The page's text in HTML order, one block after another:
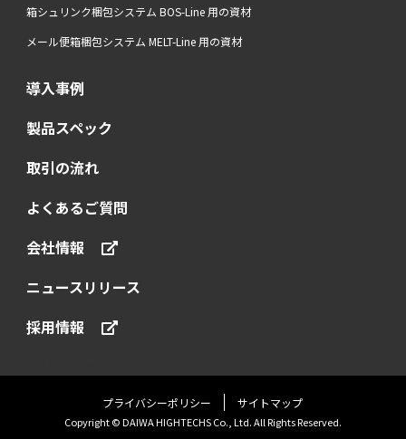
箱シュリンク梱包システム BOS-Line 用の資材
メール便箱梱包システム MELT-Line 用の資材
導入事例
製品スペック
取引の流れ
よくあるご質問
会社情報
ニュースリリース
採用情報
プライバシーポリシー サイトマップ
Copyright © DAIWA HIGHTECHS Co., Ltd. All Rights Reserved.